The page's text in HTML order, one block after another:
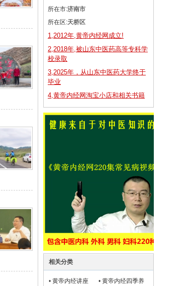
所在市:济南市
所在区:天桥区
1,2012年,黄帝内经网成立!
2,2018年,被山东中医药高等专科学
校录取
3,2025年，从山东中医药大学终于
毕业
4,黄帝内经网淘宝小店和相关书籍
相关分类
• 黄帝内经讲座 • 黄帝内经四季养